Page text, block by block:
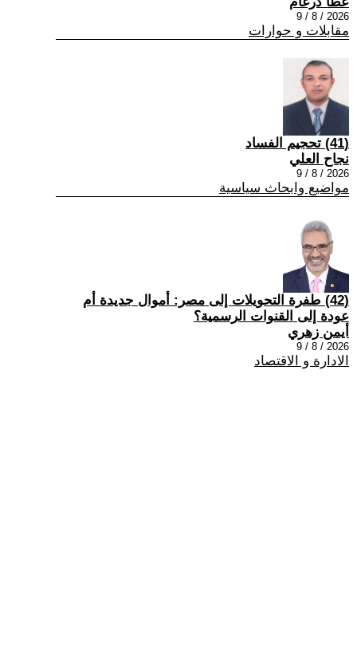
2026 / 8 / 9
مقابلات و حوارات
(41) تحجيم الفساد
نجاح العلي
2026 / 8 / 9
مواضيع وابحاث سياسية
(42) طفرة التحويلات إلى مصر: أموال جديدة أم
عودة إلى القنوات الرسمية؟
أيمن زهري
2026 / 8 / 9
الادارة و الاقتصاد